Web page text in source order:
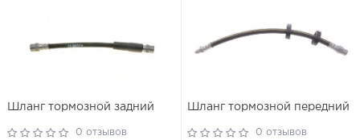
Шланг тормозной задний
0 отзывов
Шланг тормозной передний
0 отзывов